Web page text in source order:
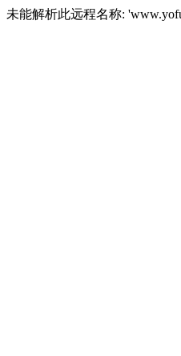
未能解析此远程名称: